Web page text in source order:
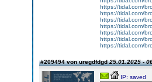
https://tidal.com/
https://tidal.com/
https://tidal.com/
https://tidal.com/
https://tidal.com/
https://tidal.com/
https://tidal.com/
#209494 von uregdfdgd25.01.2025 -
IP: saved